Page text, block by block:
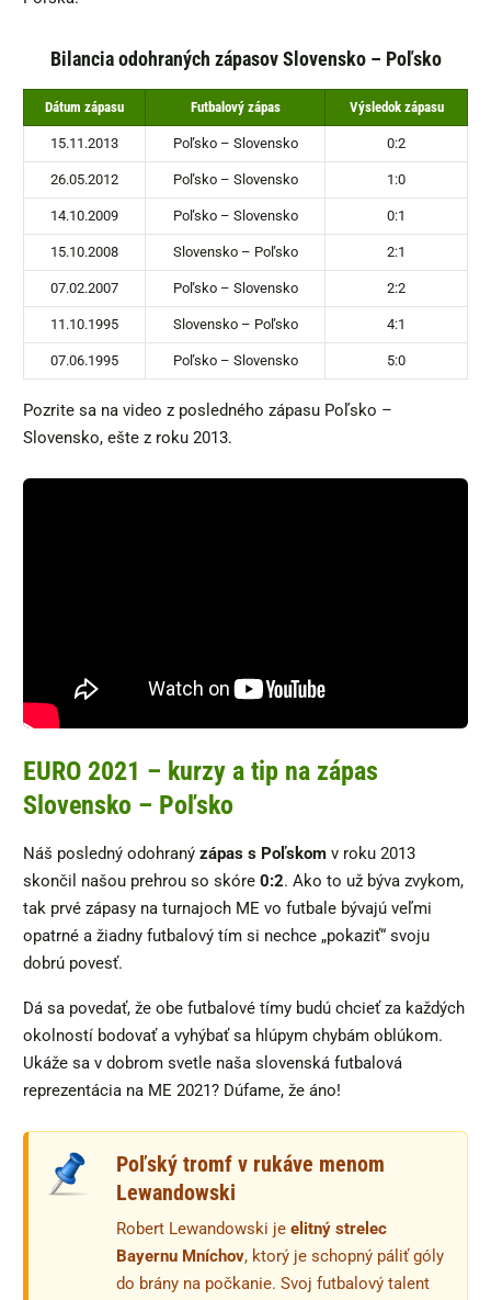
Bilancia odohraných zápasov Slovensko – Poľsko
Dátum zápasu Futbalový zápas Výsledok zápasu
15.11.2013 Poľsko – Slovensko 0:2
26.05.2012 Poľsko – Slovensko 1:0
14.10.2009 Poľsko – Slovensko 0:1
15.10.2008 Slovensko – Poľsko 2:1
07.02.2007 Poľsko – Slovensko 2:2
11.10.1995 Slovensko – Poľsko 4:1
07.06.1995 Poľsko – Slovensko 5:0
Pozrite sa na video z posledného zápasu Poľsko –
Slovensko, ešte z roku 2013.
EURO 2021 – kurzy a tip na zápas
Slovensko – Poľsko
Náš posledný odohraný zápas s Poľskom v roku 2013
skončil našou prehrou so skóre 0:2. Ako to už býva zvykom,
tak prvé zápasy na turnajoch ME vo futbale bývajú veľmi
opatrné a žiadny futbalový tím si nechce „pokaziť“ svoju
dobrú povesť.
Dá sa povedať, že obe futbalové tímy budú chcieť za každých
okolností bodovať a vyhýbať sa hlúpym chybám oblúkom.
Ukáže sa v dobrom svetle naša slovenská futbalová
reprezentácia na ME 2021? Dúfame, že áno!
Poľský tromf v rukáve menom
Lewandowski
Robert Lewandowski je elitný strelec
Bayernu Mníchov, ktorý je schopný páliť góly
do brány na počkanie. Svoj futbalový talent